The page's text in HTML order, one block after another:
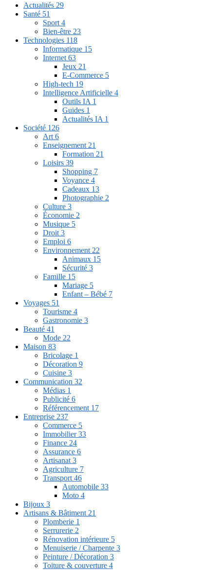
Actualités 29
Santé 51
Sport 4
Bien-être 23
Technologies 118
Informatique 15
Internet 63
Jeux 21
E-Commerce 5
High-tech 19
Intelligence Artificielle 4
Outils IA 1
Guides 1
Actualités IA 1
Société 126
Art 6
Enseignement 21
Formation 21
Loisirs 39
Shopping 7
Voyance 4
Cadeaux 13
Photographie 2
Culture 3
Économie 2
Musique 5
Droit 3
Emploi 6
Environnement 22
Animaux 15
Sécurité 3
Famille 15
Mariage 5
Enfant – Bébé 7
Voyages 51
Tourisme 4
Gastronomie 3
Beauté 41
Mode 22
Maison 83
Bricolage 1
Décoration 9
Cuisine 3
Communication 32
Médias 1
Publicité 6
Référencement 17
Entreprise 237
Commerce 5
Immobilier33
Finance 24
Assurance 6
Artisanat 3
Agriculture 7
Transport 46
Automobile 33
Moto 4
Bijoux 3
Artisans & Bâtiment 21
Plomberie 1
Serrurerie 2
Rénovation intérieure 5
Menuiserie / Charpente 3
Peinture / Décoration 3
Toiture & couverture 4